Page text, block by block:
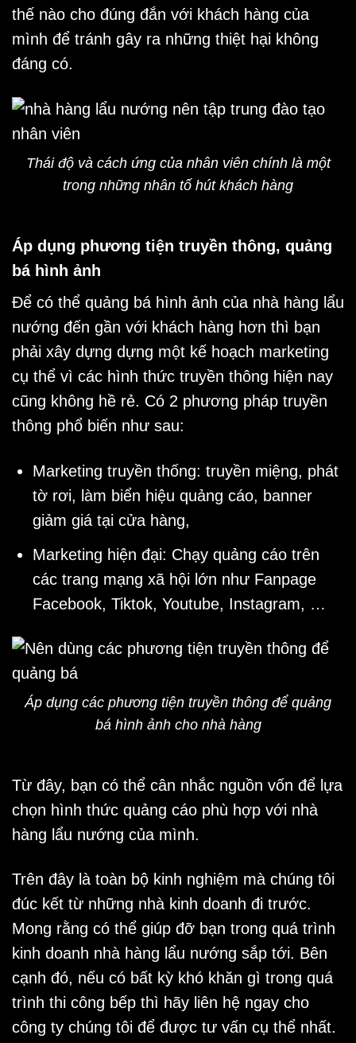
thế nào cho đúng đắn với khách hàng của
mình để tránh gây ra những thiệt hại không
đáng có.
Thái độ và cách ứng của nhân viên chính là một
trong những nhân tố hút khách hàng
Áp dụng phương tiện truyền thông, quảng
bá hình ảnh
Để có thể quảng bá hình ảnh của nhà hàng lẩu
nướng đến gần với khách hàng hơn thì bạn
phải xây dựng dựng một kế hoạch marketing
cụ thể vì các hình thức truyền thông hiện nay
cũng không hề rẻ. Có 2 phương pháp truyền
thông phổ biến như sau:
Marketing truyền thống: truyền miệng, phát
tờ rơi, làm biển hiệu quảng cáo, banner
giảm giá tại cửa hàng,
Marketing hiện đại: Chạy quảng cáo trên
các trang mạng xã hội lớn như Fanpage
Facebook, Tiktok, Youtube, Instagram, …
Áp dụng các phương tiện truyền thông để quảng
bá hình ảnh cho nhà hàng
Từ đây, bạn có thể cân nhắc nguồn vốn để lựa
chọn hình thức quảng cáo phù hợp với nhà
hàng lẩu nướng của mình.
Trên đây là toàn bộ kinh nghiệm mà chúng tôi
đúc kết từ những nhà kinh doanh đi trước.
Mong rằng có thể giúp đỡ bạn trong quá trình
kinh doanh nhà hàng lẩu nướng sắp tới. Bên
cạnh đó, nếu có bất kỳ khó khăn gì trong quá
trình thi công bếp thì hãy liên hệ ngay cho
công ty chúng tôi để được tư vấn cụ thể nhất.